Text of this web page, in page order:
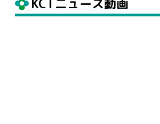
KCTニュース動画